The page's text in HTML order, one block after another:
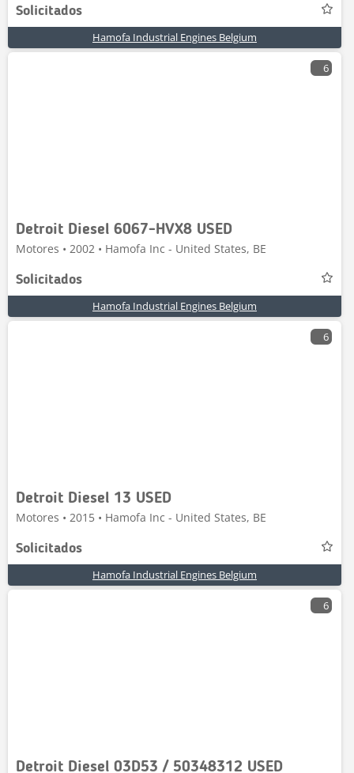
Solicitados
Hamofa Industrial Engines Belgium
6
Detroit Diesel 6067-HVX8 USED
Motores • 2002 • Hamofa Inc - United States, BE
Solicitados
Hamofa Industrial Engines Belgium
6
Detroit Diesel 13 USED
Motores • 2015 • Hamofa Inc - United States, BE
Solicitados
Hamofa Industrial Engines Belgium
6
Detroit Diesel 03D53 / 50348312 USED